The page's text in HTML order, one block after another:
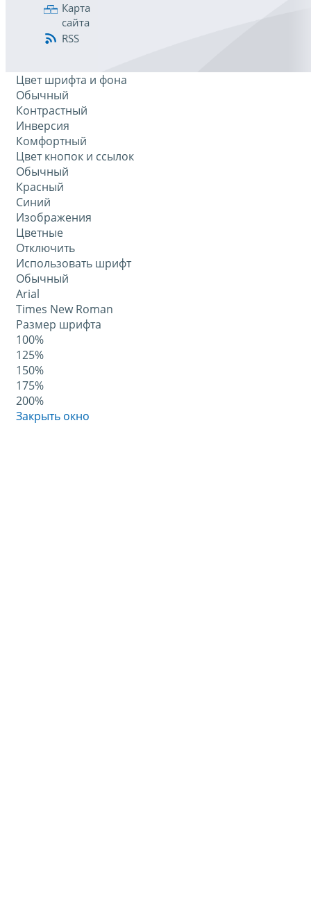
Карта
сайта
RSS
Цвет шрифта и фона
Обычный
Контрастный
Инверсия
Комфортный
Цвет кнопок и ссылок
Обычный
Красный
Синий
Изображения
Цветные
Отключить
Использовать шрифт
Обычный
Arial
Times New Roman
Размер шрифта
100%
125%
150%
175%
200%
Закрыть окно